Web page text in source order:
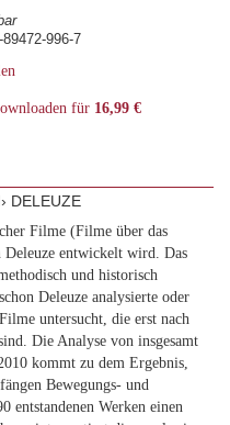
89472-996-7
für 16,99 €
DELEUZE
Filme (Filme über das
entwickelt wird. Das
und historisch
Deleuze analysierte oder
untersucht, die erst nach
Die Analyse von insgesamt
kommt zu dem Ergebnis,
Bewegungs- und
entstandenen Werken einen